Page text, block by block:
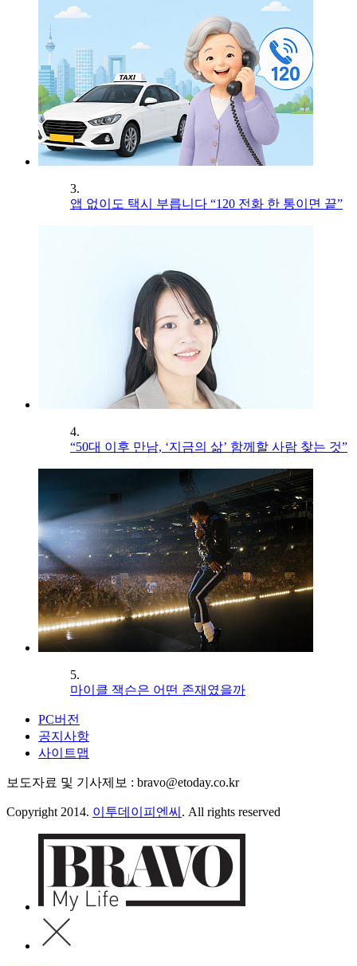
3.
앱 없이도 택시 부릅니다 “120 전화 한 통이면 끝”
4.
“50대 이후 만남, ‘지금의 삶’ 함께할 사람 찾는 것”
5.
마이클 잭슨은 어떤 존재였을까
PC버전
공지사항
사이트맵
보도자료 및 기사제보 : bravo@etoday.co.kr
Copyright 2014. 이투데이피엔씨 . All rights reserved